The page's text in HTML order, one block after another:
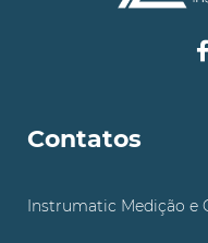
Contatos
Instrumatic Medição e